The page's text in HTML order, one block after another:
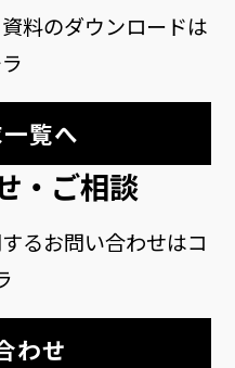
料のダウンロードは
覧へ
・ご相談
るお問い合わせはコ
わせ